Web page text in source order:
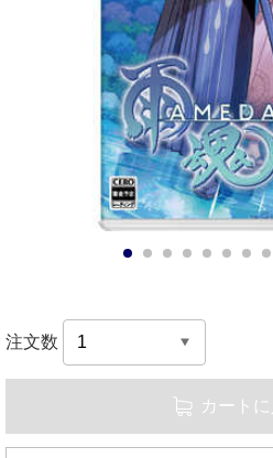
注文数
カート